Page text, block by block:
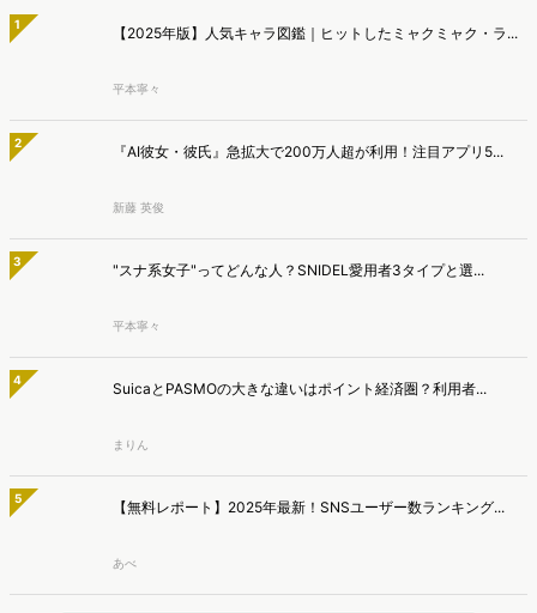
1 【2025年版】人気キャラ図鑑｜ヒットしたミャクミャク・ラ...
平本寧々
2 『AI彼女・彼氏』急拡大で200万人超が利用！注目アプリ5...
新藤 英俊
3 "スナ系女子"ってどんな人？SNIDEL愛用者3タイプと選...
平本寧々
4 SuicaとPASMOの大きな違いはポイント経済圏？利用者...
まりん
5 【無料レポート】2025年最新！SNSユーザー数ランキング...
あべ